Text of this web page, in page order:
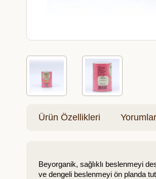
Ürün Özellikleri Yorumlar
Beyorganik, sağlıklı beslenmeyi
ve dengeli beslenmeyi ön planda